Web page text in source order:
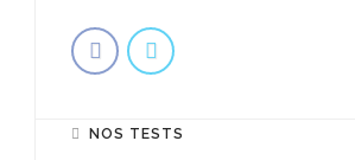
NOS TESTS